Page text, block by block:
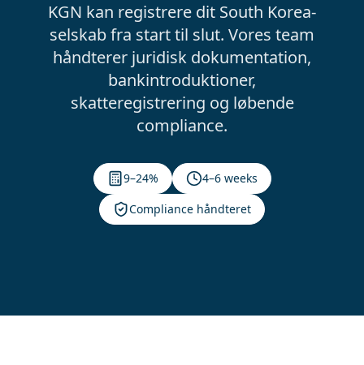
KGN kan registrere dit South Korea-
selskab fra start til slut. Vores team
håndterer juridisk dokumentation,
bankintroduktioner,
skatteregistrering og løbende
compliance.
9–24%
4–6 weeks
Compliance håndteret